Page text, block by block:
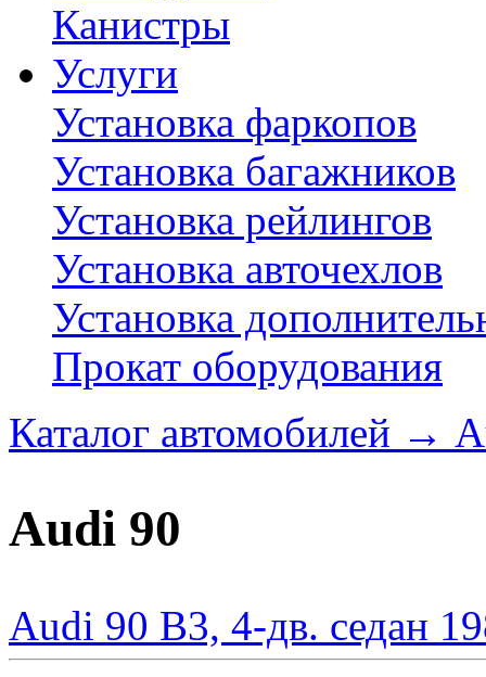
Канистры
Услуги
Установка фаркопов
Установка багажников
Установка рейлингов
Установка авточехлов
Установка
Прокат оборудования
Каталог автомобилей →
Audi 90
Audi 90 B3, 4-дв. седан